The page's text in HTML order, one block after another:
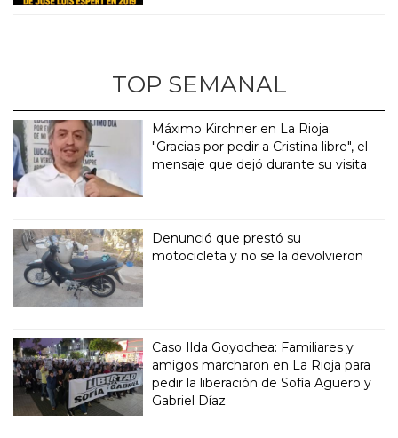
TOP SEMANAL
Máximo Kirchner en La Rioja:
"Gracias por pedir a Cristina libre", el
mensaje que dejó durante su visita
Denunció que prestó su
motocicleta y no se la devolvieron
Caso Ilda Goyochea: Familiares y
amigos marcharon en La Rioja para
pedir la liberación de Sofía Agüero y
Gabriel Díaz